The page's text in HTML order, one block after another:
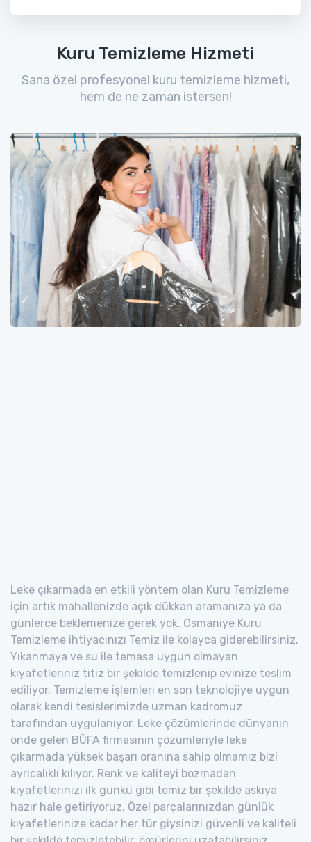
Kuru Temizleme Hizmeti
Sana özel profesyonel kuru temizleme hizmeti,
hem de ne zaman istersen!
Leke çıkarmada en etkili yöntem olan Kuru Temizleme
için artık mahallenizde açık dükkan aramanıza ya da
günlerce beklemenize gerek yok. Osmaniye Kuru
Temizleme ihtiyacınızı Temiz ile kolayca giderebilirsiniz.
Yıkanmaya ve su ile temasa uygun olmayan
kıyafetleriniz titiz bir şekilde temizlenip evinize teslim
ediliyor. Temizleme işlemleri en son teknolojiye uygun
olarak kendi tesislerimizde uzman kadromuz
tarafından uygulanıyor. Leke çözümlerinde dünyanın
önde gelen BÜFA firmasının çözümleriyle leke
çıkarmada yüksek başarı oranına sahip olmamız bizi
ayrıcalıklı kılıyor. Renk ve kaliteyi bozmadan
kıyafetlerinizi ilk günkü gibi temiz bir şekilde askıya
hazır hale getiriyoruz. Özel parçalarınızdan günlük
kıyafetlerinize kadar her tür giysinizi güvenli ve kaliteli